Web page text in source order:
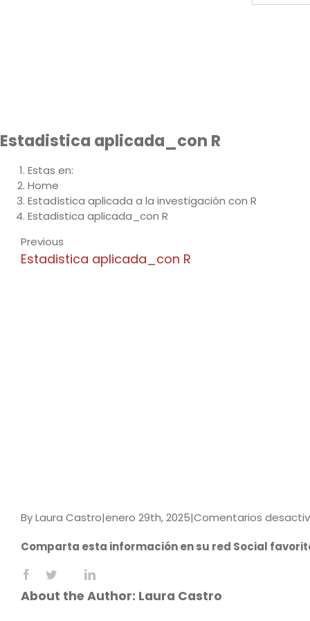
Estadistica aplicada_con R
Estas en:
Home
Estadística aplicada a la investigación con R
Estadistica aplicada_con R
Previous
Estadistica aplicada_con R
ByLaura Castro|enero 29th, 2025|Comentarios
Comparta esta información en su red Social
Facebook
X RedditLinkedIn
About the Author: Laura Castro